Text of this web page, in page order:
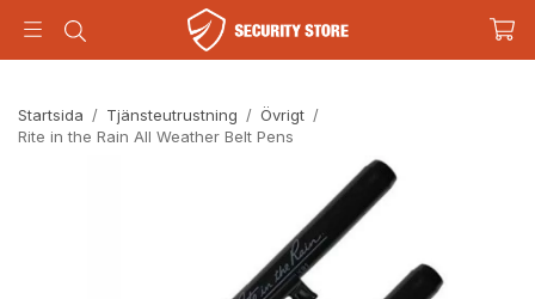
Startsida / Tjänsteutrustning / Övrigt /
Rite in the Rain All Weather Belt Pens